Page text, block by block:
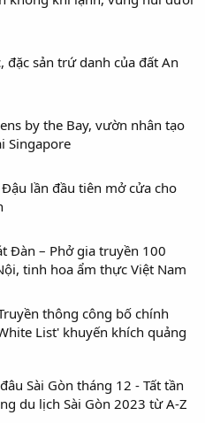
đặc sản trứ danh của đất An
by the Bay, vườn nhân tạo
Singapore
lần đầu tiên mở cửa cho
Đàn – Phở gia truyền 100
tinh hoa ẩm thực Việt Nam
thông công bố chính
List' khuyến khích quảng
Sài Gòn tháng 12 - Tất tần
du lịch Sài Gòn 2023 từ A-Z